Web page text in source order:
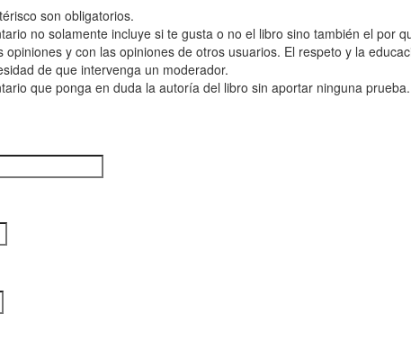
son obligatorios.
no solamente incluye si te gusta o no el libro sino también el por
opiniones y con las opiniones de otros usuarios. El respeto y la
de que intervenga un moderador.
que ponga en duda la autoría del libro sin aportar ninguna prueba.